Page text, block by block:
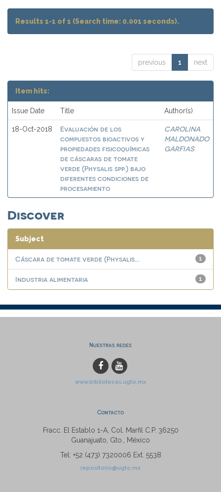
Results 1-1 of 1 (Search time: 0.001 seconds).
previous 1 next
Item hits:
Issue Date Title Author(s)
18-Oct-2018
Evaluación de los
compuestos bioactivos y
propiedades fisicoquímicas
de cáscaras de tomate
verde (Physalis spp.) bajo
diferentes condiciones de
procesamiento
CAROLINA
MALDONADO
GARFIAS
Discover
Subject
1
Cáscara de tomate verde (Physalis...
1
Industria alimentaria
Nuestras redes
www.bibliotecas.ugto.mx
Contacto
Fracc. El Establo 1-A, Col. Marfil C.P. 36250
Guanajuato, Gto., México
Tel: +52 (473) 7320006 Ext. 5538
repositorio@ugto.mx